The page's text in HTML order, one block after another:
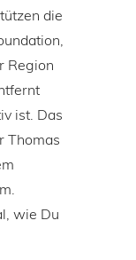
die
Region
ist. Das
Thomas
wie Du